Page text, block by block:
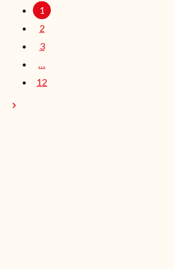
1
2
3
…
12